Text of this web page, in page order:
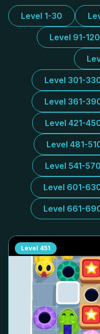
Level 1-30
Level 91-120
Level 301-
Level 361-
Level 421-
Level 481-
Level 541-570
Level 601-
Level 661-
Level 451